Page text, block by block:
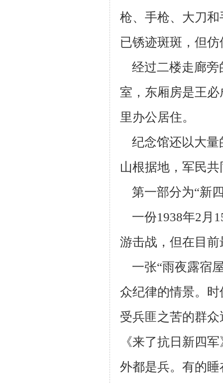
枪、手枪、大刀
已锈迹斑斑，但
经过二楼走廊
室，东厢房是王
里办公居住。
纪念馆还以大
山根据地，军民
第一部分为“新
一份1938年2月
游击战，但在目
一张“雨夜露宿
众纪律的情景。
受兵匪之苦的群
《来了抗日新四
外都是兵。有的